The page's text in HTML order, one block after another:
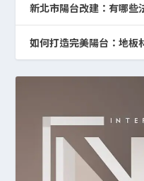
新北市陽台改建：有哪些
如何打造完美陽台：地板